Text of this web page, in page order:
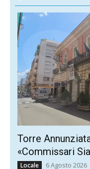
Torre
«Commissari
Locale 6 Agosto 2026